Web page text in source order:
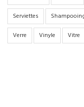
Serviettes
Verre
Vinyle Vitre